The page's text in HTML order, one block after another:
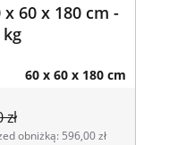
x 60 x 180 cm -
60 x 60 x 180 cm
obniżką: 596,00 zł